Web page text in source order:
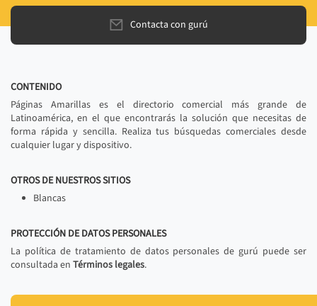
Contacta con gurú
CONTENIDO
Páginas Amarillas es el directorio comercial más grande de
Latinoamérica, en el que encontrarás la solución que necesitas de
forma rápida y sencilla. Realiza tus búsquedas comerciales desde
cualquier lugar y dispositivo.
OTROS DE NUESTROS SITIOS
Blancas
PROTECCIÓN DE DATOS PERSONALES
La política de tratamiento de datos personales de gurú puede ser
consultada en Términos legales.